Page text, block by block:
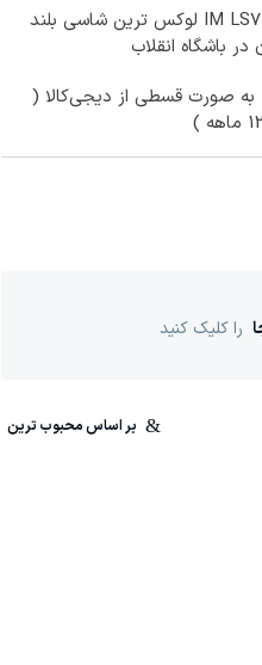
بازدید از IM LS7 لوکس ترین شاسی بلند
در باشگاه انقلاب
به صورت قسطی از دیجی‌کالا (
را کلیک کنید